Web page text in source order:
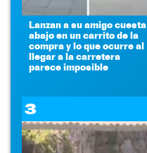
Lanzan a su amigo cuesta
abajo en un carrito de la
compra y lo que ocurre al
llegar a la carretera
parece imposible
3